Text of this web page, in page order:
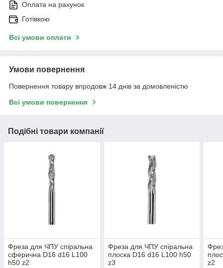
Оплата на рахунок
Готівкою
Всі умови оплати
Умови повернення
Повернення товару впродовж 14 днів за домовленістю
Всі умови повернення
Подібні товари компанії
Фреза для ЧПУ спіральна
сферична D16 d16 L100
h50 z2
Фреза для ЧПУ спіральна
плоска D16 d16 L100 h50
z3
z2